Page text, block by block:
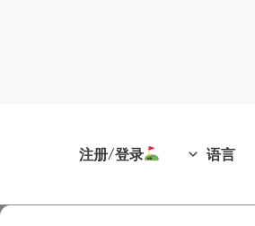
语言
注册/登录